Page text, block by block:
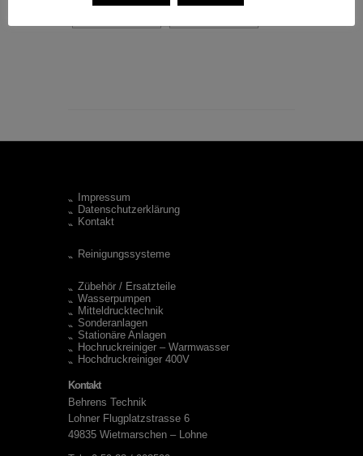
Impressum
Datenschutzerklärung
Kontakt
Reinigungssysteme
Zübehör / Ersatzteile
Wasserpumpen
Mitteldrucktechnik
Sonderanlagen
Stationäre Anlagen
Hochruckreiniger – Warmwasser
Hochdruckreiniger 400V
Kontakt
Behrens Technik
Lohner Flugplatzstrasse 6
49835 Wietmarschen – Lohne